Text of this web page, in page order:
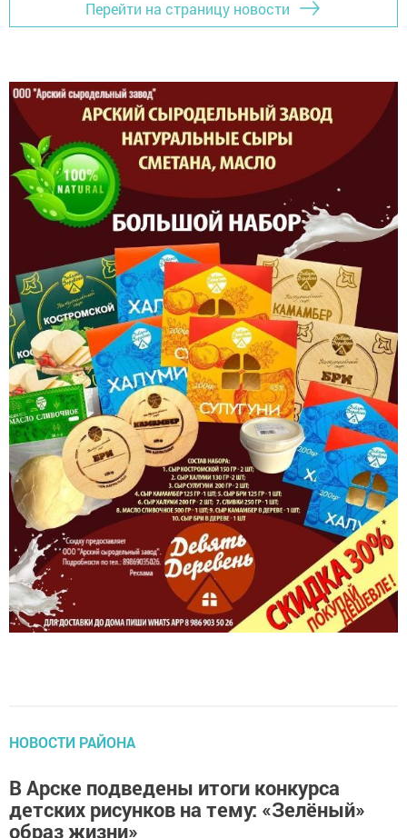
детских рисунков на тему: «Зелёный»
образ жизни»